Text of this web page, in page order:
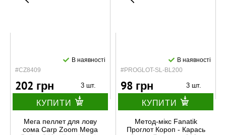
#CZ8409
В наявності
202 грн 3 шт.
КУПИТИ
Мега пеллет для лову
сома Carp Zoom Mega
#PROGLOT-SL-BL200
В наявності
98 грн 3 шт.
КУПИТИ
Метод-мікс Fanatik
Проглот Короп - Карась